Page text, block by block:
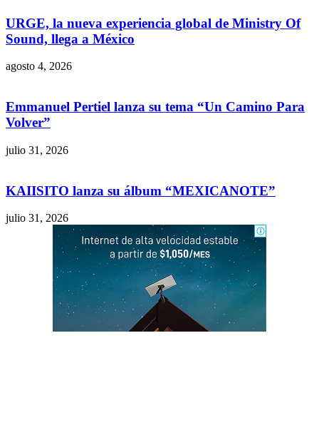
URGE, la nueva experiencia global de Ministry Of
Sound, llega a México
agosto 4, 2026
Emmanuel Pertiel lanza su tema “Un Camino Para
Volver”
julio 31, 2026
KAIISITO lanza su álbum “MEXICANOTE”
julio 31, 2026